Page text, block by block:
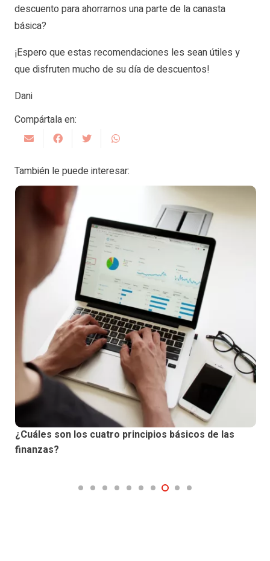
descuento para ahorrarnos una parte de la canasta
básica?
¡Espero que estas recomendaciones les sean útiles y
que disfruten mucho de su día de descuentos!
Dani
Compártala en:
También le puede interesar:
¿Cuáles son los cuatro principios básicos de las
finanzas?